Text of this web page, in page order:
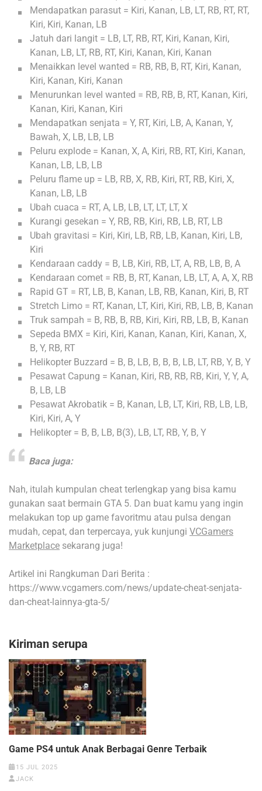
Mendapatkan parasut = Kiri, Kanan, LB, LT, RB, RT, RT,
Kiri, Kiri, Kanan, LB
Jatuh dari langit = LB, LT, RB, RT, Kiri, Kanan, Kiri,
Kanan, LB, LT, RB, RT, Kiri, Kanan, Kiri, Kanan
Menaikkan level wanted = RB, RB, B, RT, Kiri, Kanan,
Kiri, Kanan, Kiri, Kanan
Menurunkan level wanted = RB, RB, B, RT, Kanan, Kiri,
Kanan, Kiri, Kanan, Kiri
Mendapatkan senjata = Y, RT, Kiri, LB, A, Kanan, Y,
Bawah, X, LB, LB, LB
Peluru explode = Kanan, X, A, Kiri, RB, RT, Kiri, Kanan,
Kanan, LB, LB, LB
Peluru flame up = LB, RB, X, RB, Kiri, RT, RB, Kiri, X,
Kanan, LB, LB
Ubah cuaca = RT, A, LB, LB, LT, LT, LT, X
Kurangi gesekan = Y, RB, RB, Kiri, RB, LB, RT, LB
Ubah gravitasi = Kiri, Kiri, LB, RB, LB, Kanan, Kiri, LB,
Kiri
Kendaraan caddy = B, LB, Kiri, RB, LT, A, RB, LB, B, A
Kendaraan comet = RB, B, RT, Kanan, LB, LT, A, A, X, RB
Rapid GT = RT, LB, B, Kanan, LB, RB, Kanan, Kiri, B, RT
Stretch Limo = RT, Kanan, LT, Kiri, Kiri, RB, LB, B, Kanan
Truk sampah = B, RB, B, RB, Kiri, Kiri, RB, LB, B, Kanan
Sepeda BMX = Kiri, Kiri, Kanan, Kanan, Kiri, Kanan, X,
B, Y, RB, RT
Helikopter Buzzard = B, B, LB, B, B, B, LB, LT, RB, Y, B, Y
Pesawat Capung = Kanan, Kiri, RB, RB, RB, Kiri, Y, Y, A,
B, LB, LB
Pesawat Akrobatik = B, Kanan, LB, LT, Kiri, RB, LB, LB,
Kiri, Kiri, A, Y
Helikopter = B, B, LB, B(3), LB, LT, RB, Y, B, Y
Baca juga:
Nah, itulah kumpulan cheat terlengkap yang bisa kamu
gunakan saat bermain GTA 5. Dan buat kamu yang ingin
melakukan top up game favoritmu atau pulsa dengan
mudah, cepat, dan terpercaya, yuk kunjungi VCGamers
Marketplace sekarang juga!
Artikel ini Rangkuman Dari Berita :
https://www.vcgamers.com/news/update-cheat-senjata-
dan-cheat-lainnya-gta-5/
Kiriman serupa
Game PS4 untuk Anak Berbagai Genre Terbaik
15 JUL 2025
JACK